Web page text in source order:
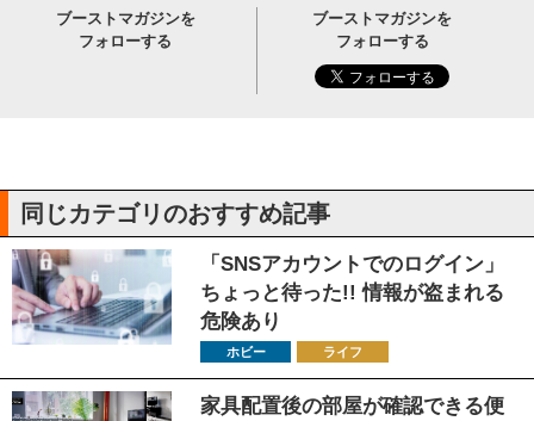
ブーストマガジンを
フォローする
ブーストマガジンを
フォローする
同じカテゴリのおすすめ記事
「SNSアカウントでのログイン」
ちょっと待った!! 情報が盗まれる
危険あり
ホビー ライフ
家具配置後の部屋が確認できる便